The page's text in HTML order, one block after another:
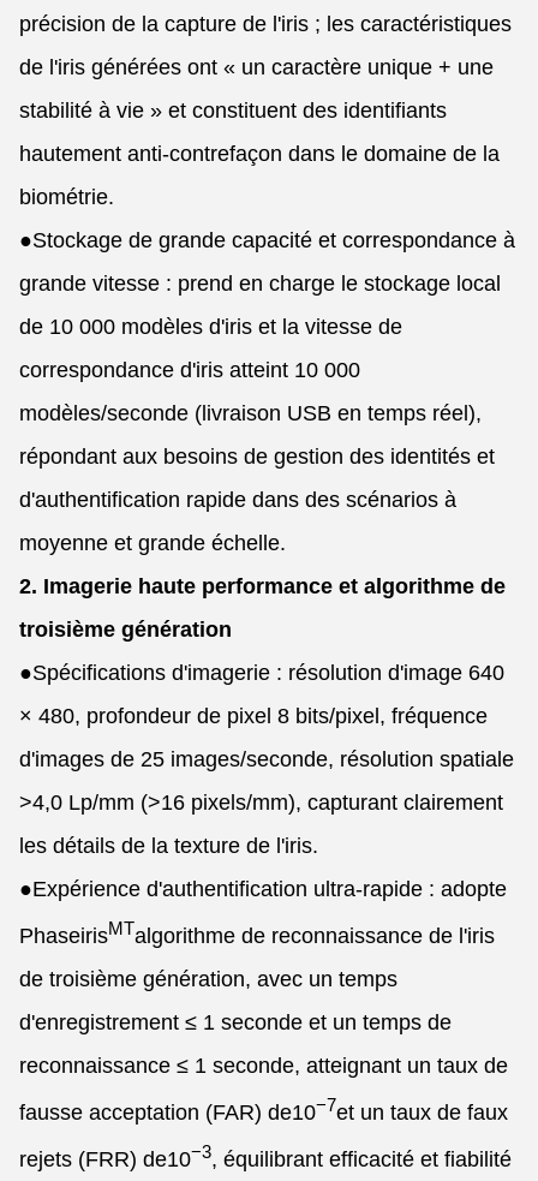
précision de la capture de l'iris ; les caractéristiques
de l'iris générées ont « un caractère unique + une
stabilité à vie » et constituent des identifiants
hautement anti-contrefaçon dans le domaine de la
biométrie.
●Stockage de grande capacité et correspondance à
grande vitesse : prend en charge le stockage local
de 10 000 modèles d'iris et la vitesse de
correspondance d'iris atteint 10 000
modèles/seconde (livraison USB en temps réel),
répondant aux besoins de gestion des identités et
d'authentification rapide dans des scénarios à
moyenne et grande échelle.
2. Imagerie haute performance et algorithme de
troisième génération
●Spécifications d'imagerie : résolution d'image 640
× 480, profondeur de pixel 8 bits/pixel, fréquence
d'images de 25 images/seconde, résolution spatiale
>4,0 Lp/mm (>16 pixels/mm), capturant clairement
les détails de la texture de l'iris.
●Expérience d'authentification ultra-rapide : adopte
PhaseirisMTalgorithme de reconnaissance de l'iris
de troisième génération, avec un temps
d'enregistrement ≤ 1 seconde et un temps de
reconnaissance ≤ 1 seconde, atteignant un taux de
fausse acceptation (FAR) de10−7et un taux de faux
rejets (FRR) de10−3, équilibrant efficacité et fiabilité